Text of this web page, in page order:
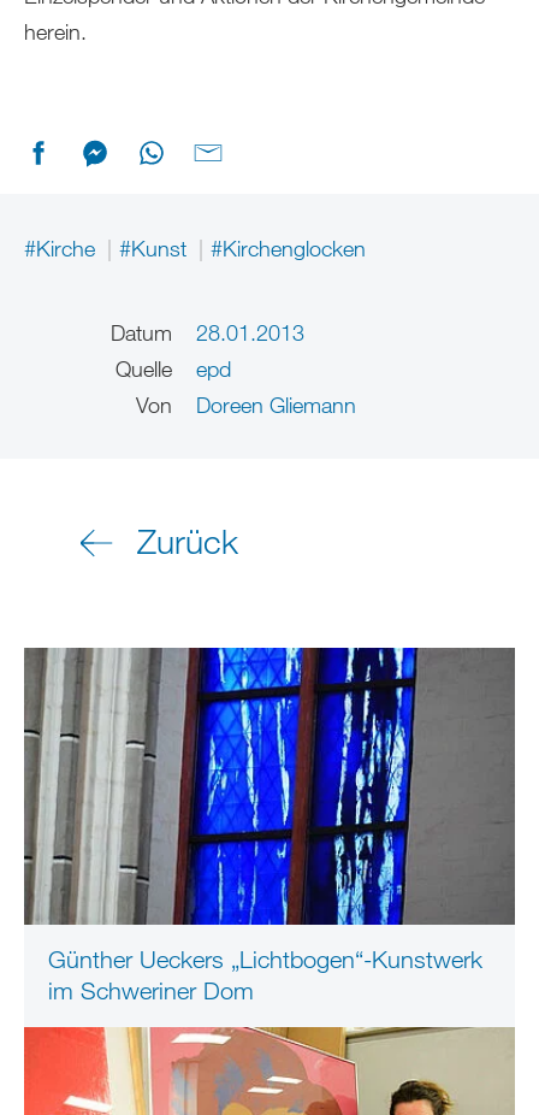
herein.
#Kirche #Kunst #Kirchenglocken
Datum
28.01.2013
Quelle
epd
Von
Doreen Gliemann
Zurück
Günther Ueckers „Lichtbogen“-Kunstwerk
im Schweriner Dom